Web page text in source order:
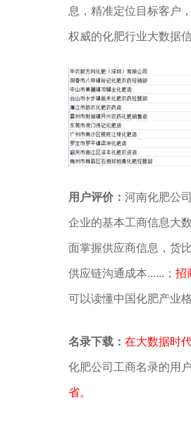
息，精准定位目标客户
权威的化肥行业大数据信
用户评价： 河南化肥公
企业的基本工商信息大
面掌握供应商信息，货
供应链沟通成本......； 招
可以读懂中国化肥产业
名录下载： 在大数据时
化肥公司工商名录的用
省。